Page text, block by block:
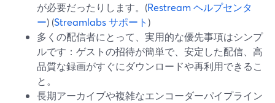
が必要だったりします。(Restream ヘルプセンタ
ー) (Streamlabs サポート )
多くの配信者にとって、実用的な優先事項はシンプ
ルです：ゲストの招待が簡単で、安定した配信、高
品質な録画がすぐにダウンロードや再利用できるこ
と。
長期アーカイブや複雑なエンコーダーパイプライン